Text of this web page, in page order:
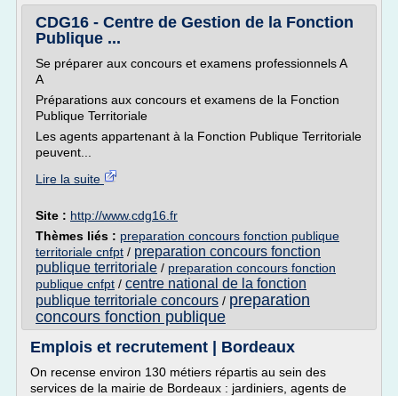
CDG16 - Centre de Gestion de la Fonction
Publique ...
Se préparer aux concours et examens professionnels A
A
Préparations aux concours et examens de la Fonction
Publique Territoriale
Les agents appartenant à la Fonction Publique Territoriale
peuvent...
Lire la suite
Site : http://www.cdg16.fr
Thèmes liés : preparation concours fonction publique
territoriale cnfpt / preparation concours fonction
publique territoriale / preparation concours fonction
publique cnfpt / centre national de la fonction
publique territoriale concours / preparation
concours fonction publique
Emplois et recrutement | Bordeaux
On recense environ 130 métiers répartis au sein des
services de la mairie de Bordeaux : jardiniers, agents de